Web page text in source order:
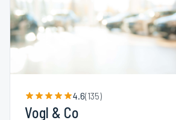
4.6(135)
Vogl & Co